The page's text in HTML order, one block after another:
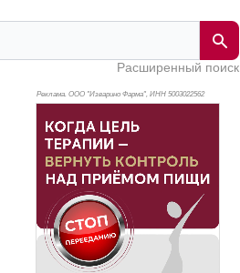
Расширенный поиск
Реклама. ООО "Изварино Фарма", ИНН 5003022562